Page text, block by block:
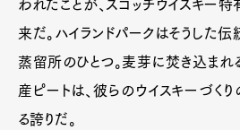
われたことが、スコッチウイスキー
来だ。ハイランドパークはそうした
蒸留所のひとつ。麦芽に焚き込まれ
産ピートは、彼らのウイスキーづく
る誇りだ。